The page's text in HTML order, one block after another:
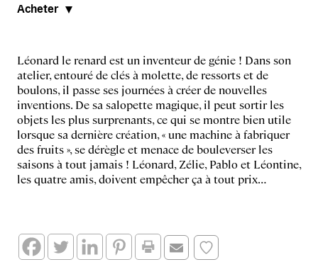
Acheter
Léonard le renard est un inventeur de génie ! Dans son
atelier, entouré de clés à molette, de ressorts et de
boulons, il passe ses journées à créer de nouvelles
inventions. De sa salopette magique, il peut sortir les
objets les plus surprenants, ce qui se montre bien utile
lorsque sa dernière création, « une machine à fabriquer
des fruits », se dérègle et menace de bouleverser les
saisons à tout jamais ! Léonard, Zélie, Pablo et Léontine,
les quatre amis, doivent empêcher ça à tout prix…